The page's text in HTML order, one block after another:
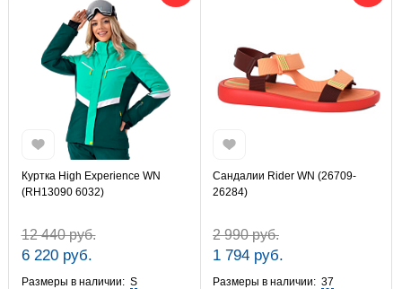
Куртка High Experience WN
(RH13090 6032)
12 440 руб.
6 220 руб.
Размеры в наличии: S
Сандалии Rider WN (26709-
26284)
2 990 руб.
1 794 руб.
Размеры в наличии: 37